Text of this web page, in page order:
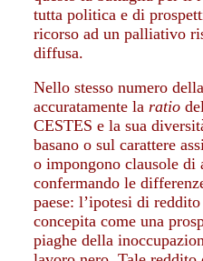
tutta politica e di
ricorso ad un palliativo
diffusa.
Nello stesso numero
accuratamente la ratio
CESTES e la sua
basano o sul carattere
o impongono clausole di
confermando le
paese: l’ipotesi di
concepita come una
piaghe della